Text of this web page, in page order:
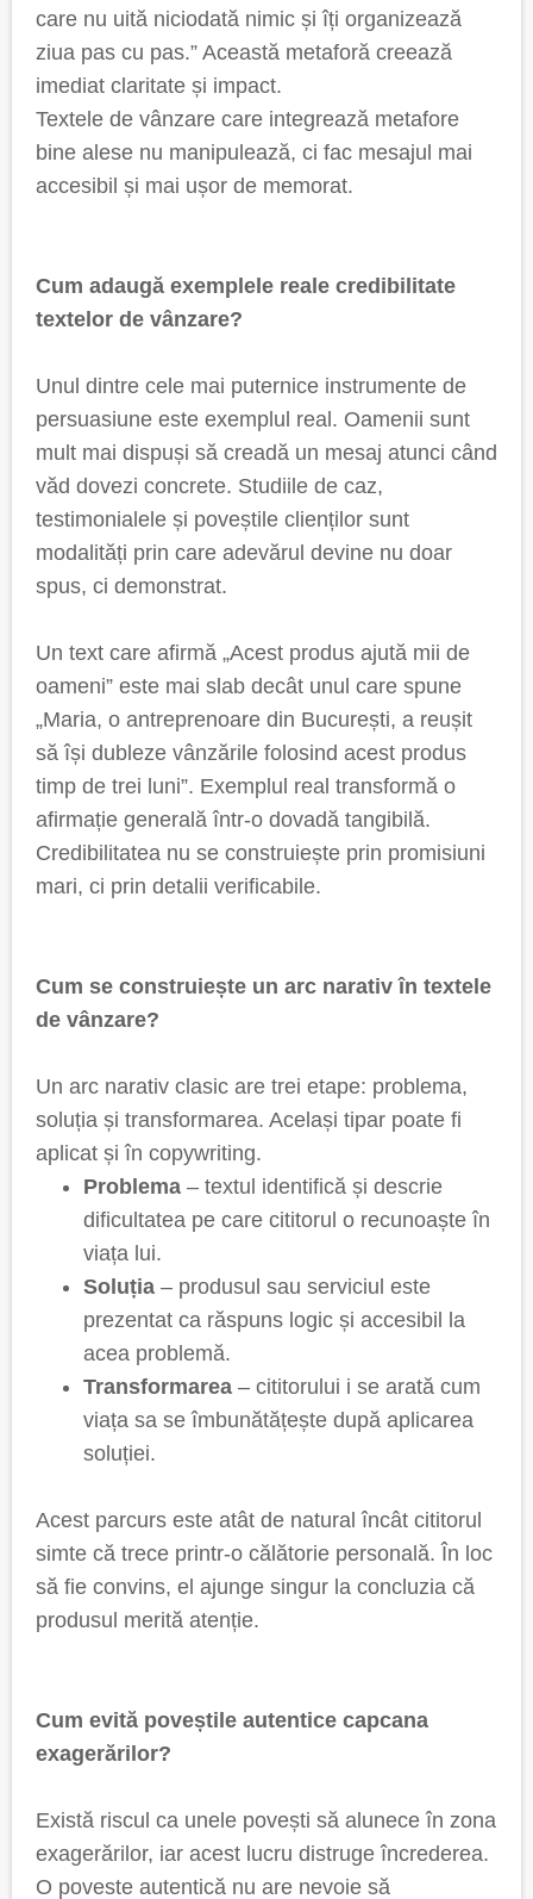
care nu uită niciodată nimic și îți organizează
ziua pas cu pas.” Această metaforă creează
imediat claritate și impact.
Textele de vânzare care integrează metafore
bine alese nu manipulează, ci fac mesajul mai
accesibil și mai ușor de memorat.
Cum adaugă exemplele reale credibilitate
textelor de vânzare?
Unul dintre cele mai puternice instrumente de
persuasiune este exemplul real. Oamenii sunt
mult mai dispuși să creadă un mesaj atunci când
văd dovezi concrete. Studiile de caz,
testimonialele și poveștile clienților sunt
modalități prin care adevărul devine nu doar
spus, ci demonstrat.
Un text care afirmă „Acest produs ajută mii de
oameni” este mai slab decât unul care spune
„Maria, o antreprenoare din București, a reușit
să își dubleze vânzările folosind acest produs
timp de trei luni”. Exemplul real transformă o
afirmație generală într-o dovadă tangibilă.
Credibilitatea nu se construiește prin promisiuni
mari, ci prin detalii verificabile.
Cum se construiește un arc narativ în textele
de vânzare?
Un arc narativ clasic are trei etape: problema,
soluția și transformarea. Același tipar poate fi
aplicat și în copywriting.
Problema – textul identifică și descrie
dificultatea pe care cititorul o recunoaște în
viața lui.
Soluția – produsul sau serviciul este
prezentat ca răspuns logic și accesibil la
acea problemă.
Transformarea – cititorului i se arată cum
viața sa se îmbunătățește după aplicarea
soluției.
Acest parcurs este atât de natural încât cititorul
simte că trece printr-o călătorie personală. În loc
să fie convins, el ajunge singur la concluzia că
produsul merită atenție.
Cum evită poveștile autentice capcana
exagerărilor?
Există riscul ca unele povești să alunece în zona
exagerărilor, iar acest lucru distruge încrederea.
O poveste autentică nu are nevoie să